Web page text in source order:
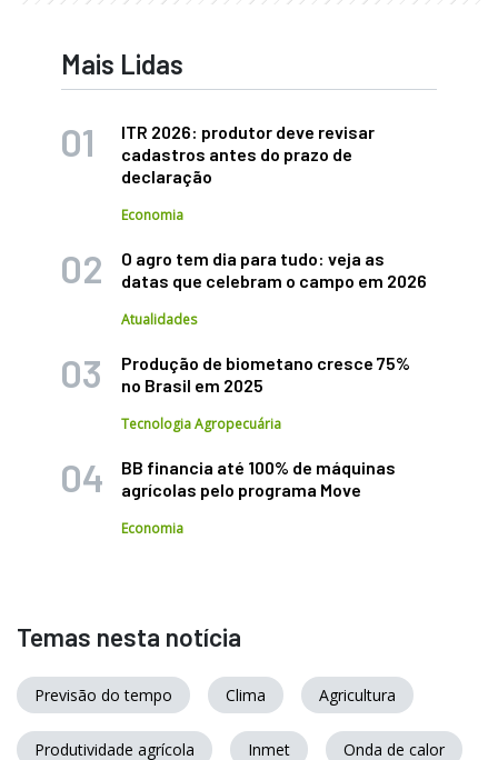
Mais Lidas
ITR 2026: produtor deve revisar
cadastros antes do prazo de
declaração
Economia
O agro tem dia para tudo: veja as
datas que celebram o campo em 2026
Atualidades
Produção de biometano cresce 75%
no Brasil em 2025
Tecnologia Agropecuária
BB financia até 100% de máquinas
agrícolas pelo programa Move
Economia
Temas nesta notícia
Previsão do tempo Clima Agricultura
Produtividade agrícola Inmet Onda de calor